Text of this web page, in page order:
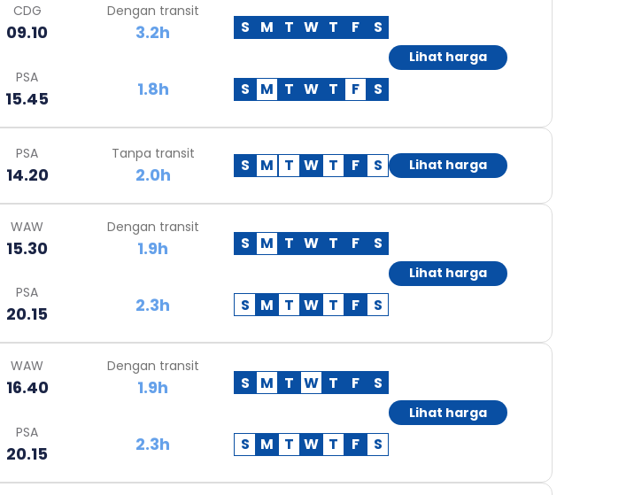
CDG
09.10
Dengan transit
3.2h S M T W T F S
PSA
15.45 1.8h S M T W T F S
Lihat harga
PSA
14.20
Tanpa transit
2.0h S M T W T F S Lihat harga
WAW
15.30
Dengan transit
1.9h S M T W T F S
PSA
20.15 2.3h S M T W T F S
Lihat harga
WAW
16.40
Dengan transit
1.9h S M T W T F S
PSA
20.15 2.3h S M T W T F S
Lihat harga